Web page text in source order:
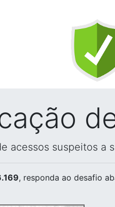
acessos suspeitos a
, responda ao desafio